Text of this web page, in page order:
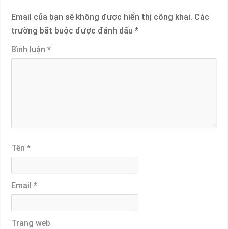
Email của bạn sẽ không được hiển thị công khai. Các
trường bắt buộc được đánh dấu*
Bình luận*
Tên*
Email*
Trang web